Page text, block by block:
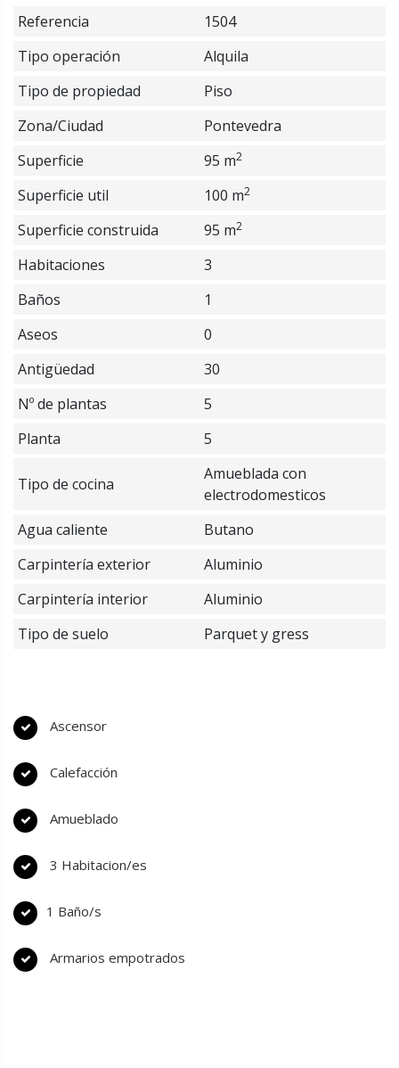
Referencia
1504
Tipo operación
Alquila
Tipo de propiedad
Piso
Zona/Ciudad
Pontevedra
Superficie
95 m2
Superficie util 100 m2
Superficie construida 95 m2
Habitaciones
3
Baños
1
Aseos
0
Antigüedad
30
Nº de plantas
5
Planta
5
Tipo de cocina
Amueblada con
electrodomesticos
Agua caliente
Butano
Carpintería exterior
Aluminio
Carpintería interior
Aluminio
Tipo de suelo
Parquet y gress
Ascensor
Calefacción
Amueblado
3 Habitacion/es
1 Baño/s
Armarios empotrados